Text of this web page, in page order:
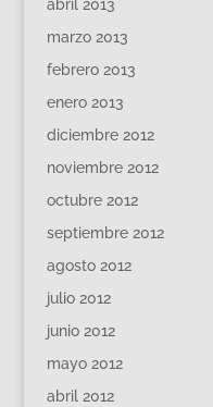
abril 2013
marzo 2013
febrero 2013
enero 2013
diciembre 2012
noviembre 2012
octubre 2012
septiembre 2012
agosto 2012
julio 2012
junio 2012
mayo 2012
abril 2012